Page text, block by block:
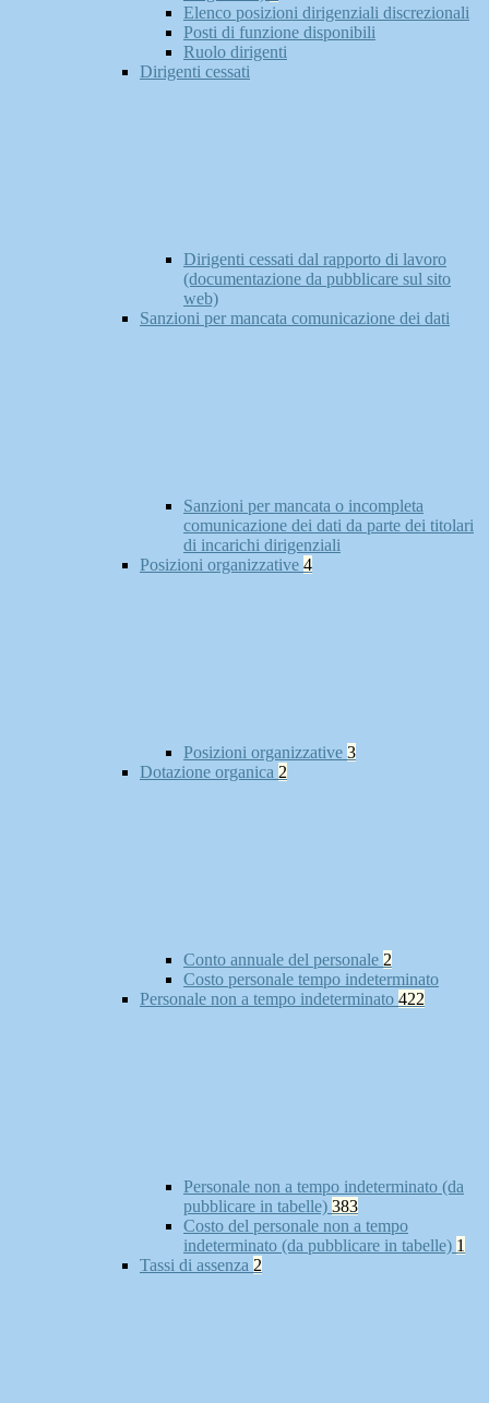
Elenco posizioni dirigenziali discrezionali
Posti di funzione disponibili
Ruolo dirigenti
Dirigenti cessati
Dirigenti cessati dal rapporto di lavoro
(documentazione da pubblicare sul sito
web)
Sanzioni per mancata comunicazione dei dati
Sanzioni per mancata o incompleta
comunicazione dei dati da parte dei titolari
di incarichi dirigenziali
Posizioni organizzative 4
Posizioni organizzative 3
Dotazione organica 2
Conto annuale del personale 2
Costo personale tempo indeterminato
Personale non a tempo indeterminato 422
Personale non a tempo indeterminato (da
pubblicare in tabelle) 383
Costo del personale non a tempo
indeterminato (da pubblicare in tabelle) 1
Tassi di assenza 2